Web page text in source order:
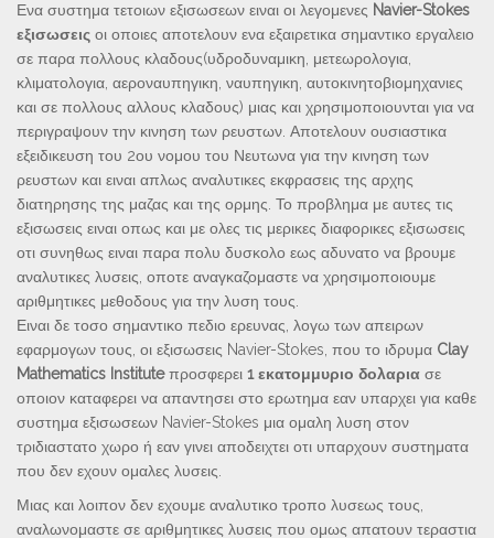
Ενα συστημα τετοιων εξισωσεων ειναι οι λεγομενες Navier-Stokes
εξισωσεις οι οποιες αποτελουν ενα εξαιρετικα σημαντικο εργαλειο
σε παρα πολλους κλαδους(υδροδυναμικη, μετεωρολογια,
κλιματολογια, αεροναυπηγικη, ναυπηγικη, αυτοκινητοβιομηχανιες
και σε πολλους αλλους κλαδους) μιας και χρησιμοποιουνται για να
περιγραψουν την κινηση των ρευστων. Αποτελουν ουσιαστικα
εξειδικευση του 2ου νομου του Νευτωνα για την κινηση των
ρευστων και ειναι απλως αναλυτικες εκφρασεις της αρχης
διατηρησης της μαζας και της ορμης. Το προβλημα με αυτες τις
εξισωσεις ειναι οπως και με ολες τις μερικες διαφορικες εξισωσεις
οτι συνηθως ειναι παρα πολυ δυσκολο εως αδυνατο να βρουμε
αναλυτικες λυσεις, οποτε αναγκαζομαστε να χρησιμοποιουμε
αριθμητικες μεθοδους για την λυση τους.
Ειναι δε τοσο σημαντικο πεδιο ερευνας, λογω των απειρων
εφαρμογων τους, οι εξισωσεις Navier-Stokes, που το ιδρυμα Clay
Mathematics Instituteπροσφερει 1 εκατομμυριο δολαρια σε
οποιον καταφερει να απαντησει στο ερωτημα εαν υπαρχει για καθε
συστημα εξισωσεων Navier-Stokes μια ομαλη λυση στον
τριδιαστατο χωρο ή εαν γινει αποδειχτει οτι υπαρχουν συστηματα
που δεν εχουν ομαλες λυσεις.
Μιας και λοιπον δεν εχουμε αναλυτικο τροπο λυσεως τους,
αναλωνομαστε σε αριθμητικες λυσεις που ομως απατουν τεραστια